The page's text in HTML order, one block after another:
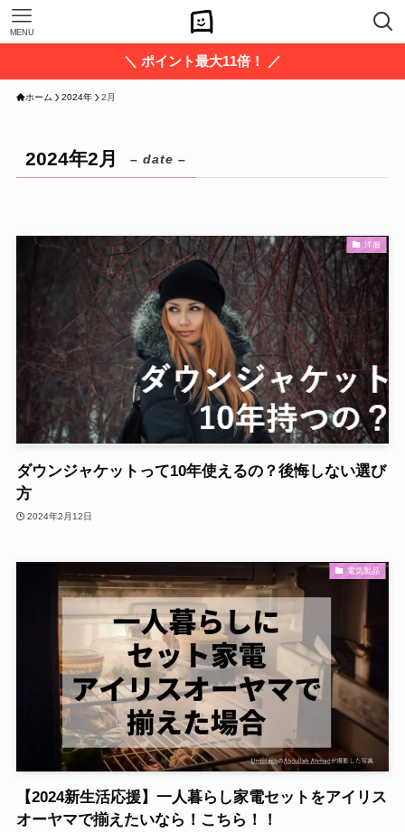
MENU
＼ ポイント最大11倍！ ／
ホーム 2024年 2月
2024年2月 – date –
洋服
ダウンジャケットって10年使えるの？後悔しない選び
方
2024年2月12日
電気製品
【2024新生活応援】一人暮らし家電セットをアイリス
オーヤマで揃えたいなら！こちら！！